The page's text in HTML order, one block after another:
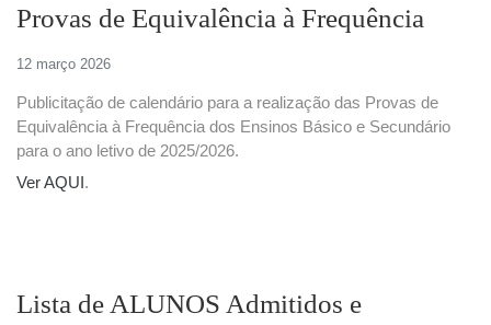
Provas de Equivalência à Frequência
12 março 2026
Publicitação de calendário para a realização das Provas de
Equivalência à Frequência dos Ensinos Básico e Secundário
para o ano letivo de 2025/2026.
Ver AQUI.
Lista de ALUNOS Admitidos e